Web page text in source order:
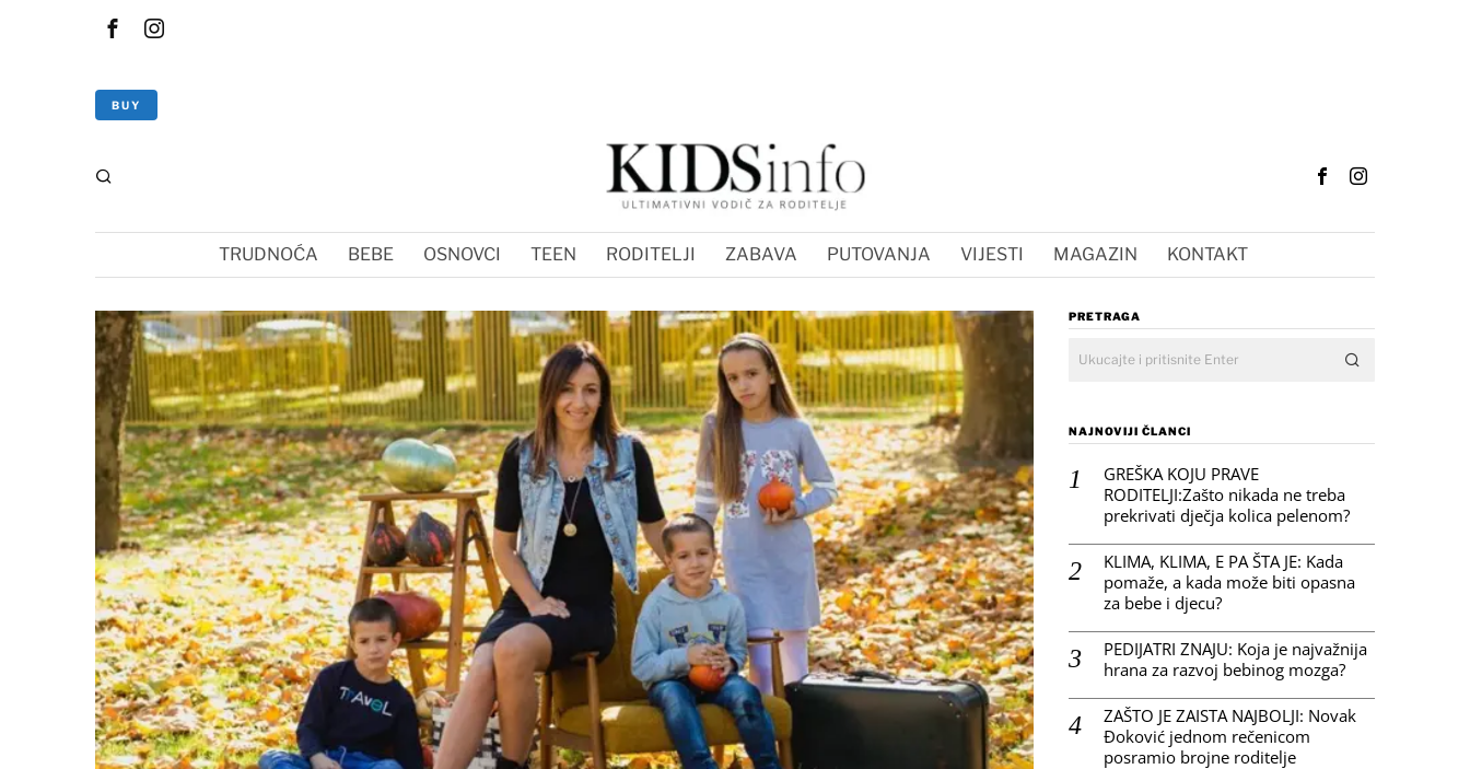
BUY
TRUDNOĆA BEBE OSNOVCI TEEN RODITELJI ZABAVA PUTOVANJA VIJESTI MAGAZIN KONTAKT
PRETRAGA
NAJNOVIJI ČLANCI
GREŠKA KOJU PRAVE
RODITELJI:Zašto nikada ne treba
prekrivati dječja kolica pelenom?
KLIMA, KLIMA, E PA ŠTA JE: Kada
pomaže, a kada može biti opasna
za bebe i djecu?
PEDIJATRI ZNAJU: Koja je najvažnija
hrana za razvoj bebinog mozga?
ZAŠTO JE ZAISTA NAJBOLJI: Novak
Đoković jednom rečenicom
posramio brojne roditelje